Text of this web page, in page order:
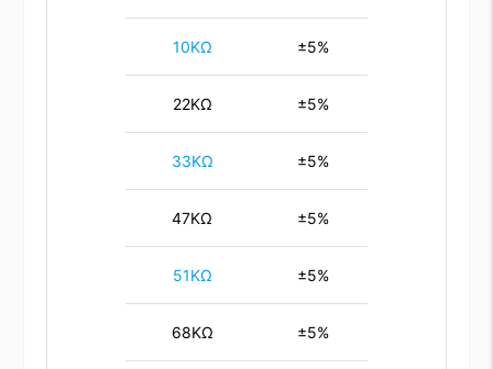
10KΩ ±5%
22KΩ ±5%
33KΩ ±5%
47KΩ ±5%
51KΩ ±5%
68KΩ ±5%